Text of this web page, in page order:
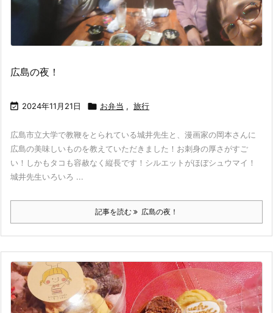
広島の夜！
 2024年11月21日  お弁当 , 旅行
広島市立大学で教鞭をとられている城井先生と、漫画家の岡本さんに
広島の美味しいものを教えていただきました！お刺身の厚さがすご
い！しかもタコも容赦なく縦長です！シルエットがほぼシュウマイ！
城井先生いろいろ ...
記事を読む 広島の夜！